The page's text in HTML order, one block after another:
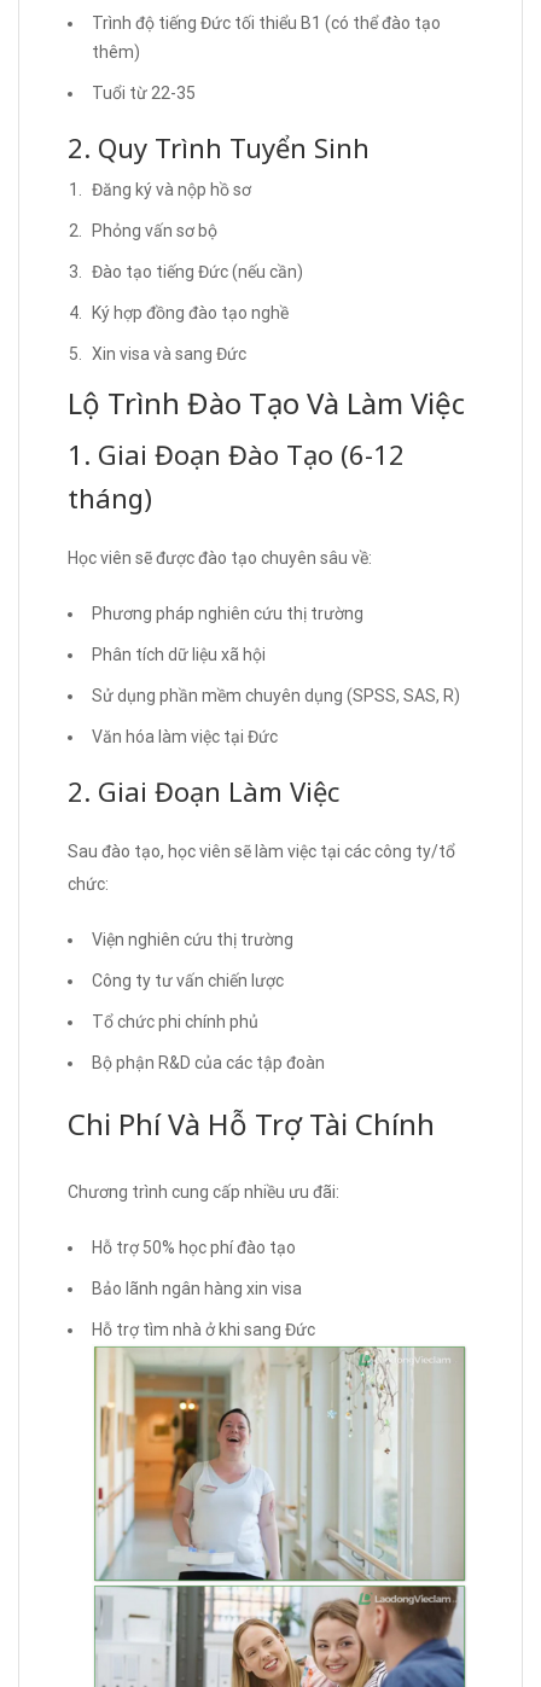
Trình độ tiếng Đức tối thiểu B1 (có thể đào tạo
thêm)
Tuổi từ 22-35
2. Quy Trình Tuyển Sinh
Đăng ký và nộp hồ sơ
Phỏng vấn sơ bộ
Đào tạo tiếng Đức (nếu cần)
Ký hợp đồng đào tạo nghề
Xin visa và sang Đức
Lộ Trình Đào Tạo Và Làm Việc
1. Giai Đoạn Đào Tạo (6-12
tháng)
Học viên sẽ được đào tạo chuyên sâu về:
Phương pháp nghiên cứu thị trường
Phân tích dữ liệu xã hội
Sử dụng phần mềm chuyên dụng (SPSS, SAS, R)
Văn hóa làm việc tại Đức
2. Giai Đoạn Làm Việc
Sau đào tạo, học viên sẽ làm việc tại các công ty/tổ
chức:
Viện nghiên cứu thị trường
Công ty tư vấn chiến lược
Tổ chức phi chính phủ
Bộ phận R&D của các tập đoàn
Chi Phí Và Hỗ Trợ Tài Chính
Chương trình cung cấp nhiều ưu đãi:
Hỗ trợ 50% học phí đào tạo
Bảo lãnh ngân hàng xin visa
Hỗ trợ tìm nhà ở khi sang Đức